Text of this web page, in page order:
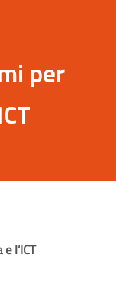
per
l’ICT